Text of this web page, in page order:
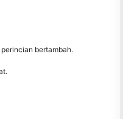
bertambah.